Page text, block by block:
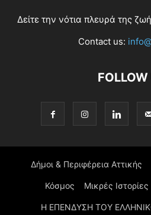
Δείτε την νότια πλευρά της
Contact us:
FOLLOW
Δήμοι & Περιφέρεια Αττικής
Κόσμος Μικρές Ιστορίες
Η ΕΠΕΝΔΥΣΗ ΤΟΥ